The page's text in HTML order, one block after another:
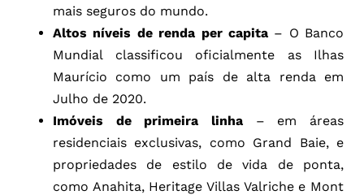
mais seguros do mundo.
Altos níveis de renda per capita– O Banco
Mundial classificou oficialmente as Ilhas
Maurício como um país de alta renda em
Julho de 2020.
Imóveis de primeira linha – em áreas
residenciais exclusivas, como Grand Baie, e
propriedades de estilo de vida de ponta,
como Anahita, Heritage Villas Valriche e Mont